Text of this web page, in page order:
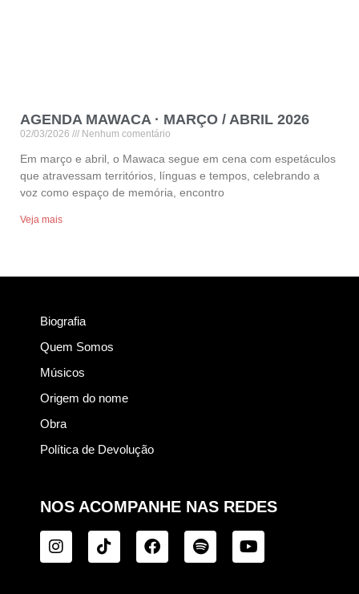
AGENDA MAWACA · MARÇO / ABRIL 2026
02/03/2026 Nenhum comentário
Em março e abril, o Mawaca segue em cena com espetáculos
que atravessam territórios, línguas e tempos, celebrando a
voz como espaço de memória, encontro
Veja mais
Biografia
Quem Somos
Músicos
Origem do nome
Obra
Política de Devolução
NOS ACOMPANHE NAS REDES